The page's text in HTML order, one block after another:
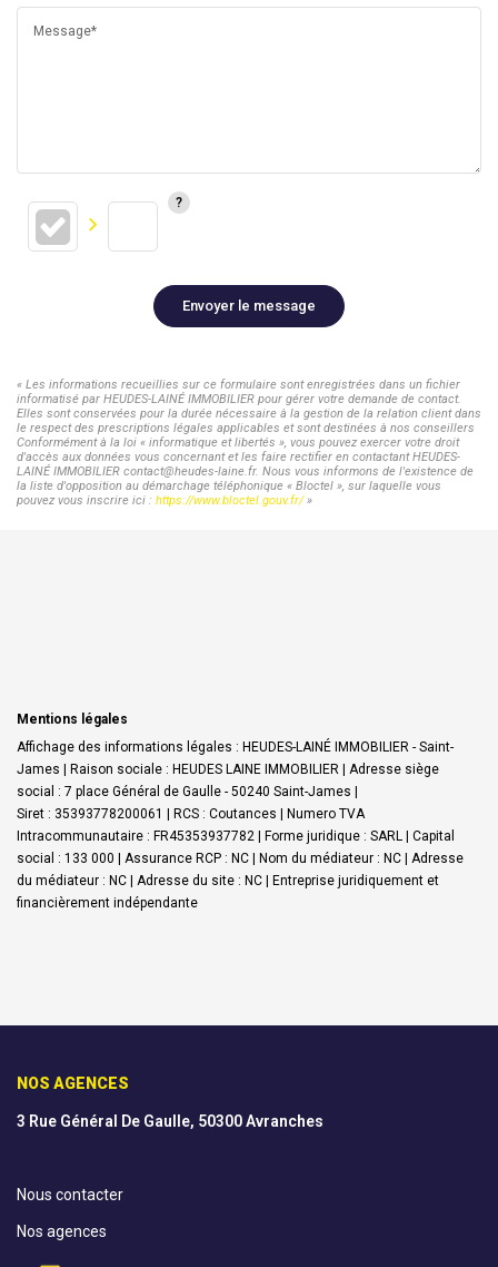
Message*
Envoyer le message
« Les informations recueillies sur ce formulaire sont enregistrées dans un fichier
informatisé par HEUDES-LAINÉ IMMOBILIER pour gérer votre demande de contact.
Elles sont conservées pour la durée nécessaire à la gestion de la relation client dans
le respect des prescriptions légales applicables et sont destinées à nos conseillers
Conformément à la loi « informatique et libertés », vous pouvez exercer votre droit
d'accès aux données vous concernant et les faire rectifier en contactant HEUDES-
LAINÉ IMMOBILIER contact@heudes-laine.fr. Nous vous informons de l'existence de
la liste d'opposition au démarchage téléphonique « Bloctel », sur laquelle vous
pouvez vous inscrire ici : https://www.bloctel.gouv.fr/»
Mentions légales
Affichage des informations légales : HEUDES-LAINÉ IMMOBILIER - Saint-
James | Raison sociale : HEUDES LAINE IMMOBILIER | Adresse siège
social : 7 place Général de Gaulle - 50240 Saint-James |
Siret : 35393778200061 | RCS : Coutances | Numero TVA
Intracommunautaire : FR45353937782 | Forme juridique : SARL | Capital
social : 133 000 | Assurance RCP : NC | Nom du médiateur : NC | Adresse
du médiateur : NC | Adresse du site : NC | Entreprise juridiquement et
financièrement indépendante
NOS AGENCES
3 Rue Général De Gaulle, 50300 Avranches
Nous contacter
Nos agences